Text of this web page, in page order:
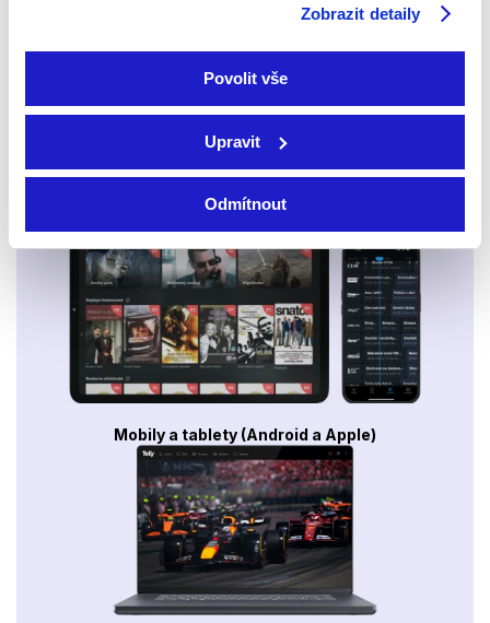
Zobrazit detaily
Povolit vše
Upravit
Odmítnout
Smart TV - Android, Google, Samsung, LG, VIDAA
Mobily a tablety (Android a Apple)